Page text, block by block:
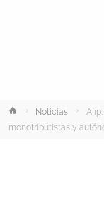
InicioNoticias
monotributistas y